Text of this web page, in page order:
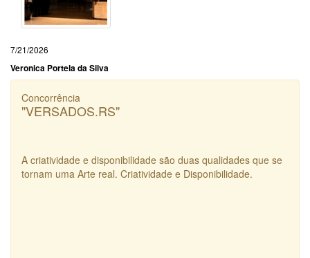
7/21/2026
Veronica Portela da Silva
Concorrência
"VERSADOS.RS"
A criatividade e disponibilidade são duas qualidades que se
tornam uma Arte real. Criatividade e Disponibilidade.